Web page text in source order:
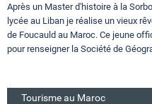
Après un Master d'histoire à la
lycée au Liban je réalise un vieux
de Foucauld au Maroc. Ce jeune
pour renseigner la Société de
Tourisme au Maroc